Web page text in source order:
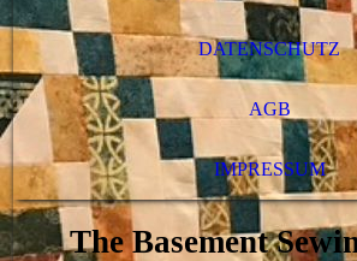
DATENSCHUTZ
AGB
IMPRESSUM
The Basement